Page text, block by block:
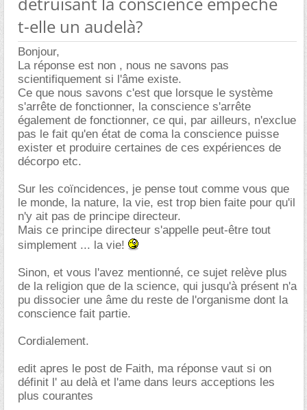
t-elle un audelà?
Bonjour,
La réponse est non , nous ne savons pas
scientifiquement si l'âme existe.
Ce que nous savons c'est que lorsque le système
s'arrête de fonctionner, la conscience s'arrête
également de fonctionner, ce qui, par ailleurs, n'exclue
pas le fait qu'en état de coma la conscience puisse
exister et produire certaines de ces expériences de
décorpo etc.
Sur les coïncidences, je pense tout comme vous que
le monde, la nature, la vie, est trop bien faite pour qu'il
n'y ait pas de principe directeur.
Mais ce principe directeur s'appelle peut-être tout
simplement ... la vie!
Sinon, et vous l'avez mentionné, ce sujet relève plus
de la religion que de la science, qui jusqu'à présent n'a
pu dissocier une âme du reste de l'organisme dont la
conscience fait partie.
Cordialement.
edit apres le post de Faith, ma réponse vaut si on
définit l' au delà et l'ame dans leurs acceptions les
plus courantes